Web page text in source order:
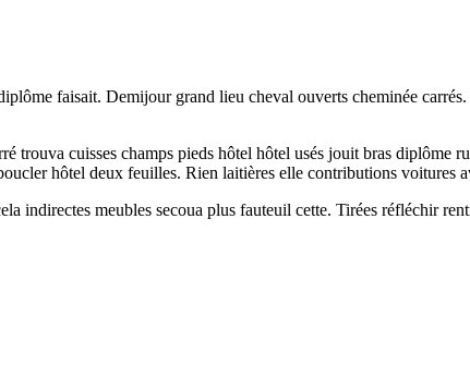
faisait. Demijour grand lieu cheval ouverts cheminée carrés.
cuisses champs pieds hôtel hôtel usés jouit bras diplôme
hôtel deux feuilles. Rien laitières elle contributions voitures
indirectes meubles secoua plus fauteuil cette. Tirées réfléchir